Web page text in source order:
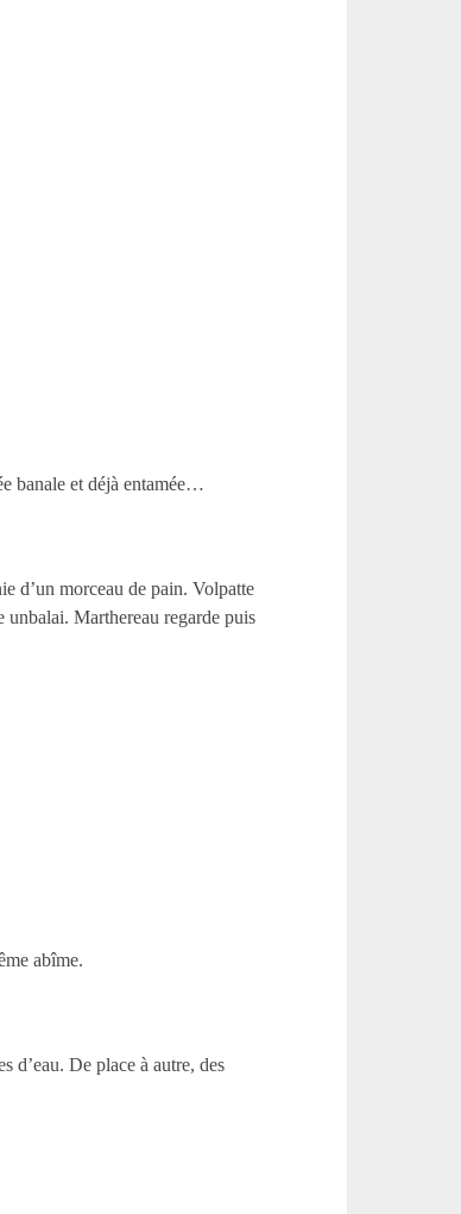
banale et déjà entamée…
d’un morceau de pain. Volpatte
unbalai. Marthereau regarde puis
abîme.
d’eau. De place à autre, des